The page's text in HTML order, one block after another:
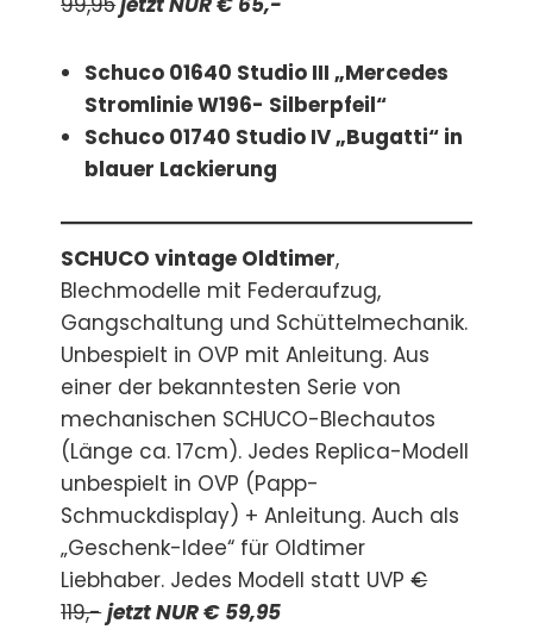
Schuco 01640 Studio III „Mercedes
Stromlinie W196- Silberpfeil“
Schuco 01740 Studio IV „Bugatti“ in
blauer Lackierung
SCHUCO vintage Oldtimer,
Blechmodelle mit Federaufzug,
Gangschaltung und Schüttelmechanik.
Unbespielt in OVP mit Anleitung. Aus
einer der bekanntesten Serie von
mechanischen SCHUCO-Blechautos
(Länge ca. 17cm). Jedes Replica-Modell
unbespielt in OVP (Papp-
Schmuckdisplay) + Anleitung. Auch als
„Geschenk-Idee“ für Oldtimer
Liebhaber. Jedes Modell statt UVP€
119,- jetzt NUR € 59,95